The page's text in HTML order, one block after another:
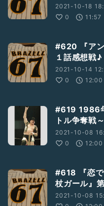
2021-10-18
0
11:57
#620 『ア
１話感想戦♪
2021-10-14
0
12:00
#619 1986
トル争奪戦
2021-10-08
0
12:00
#618 『恋
杖ガール』
2021-10-08